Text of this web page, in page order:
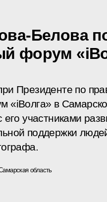
Белова
форум
Президенте по
«iВолга» в
его участниками
поддержки
область